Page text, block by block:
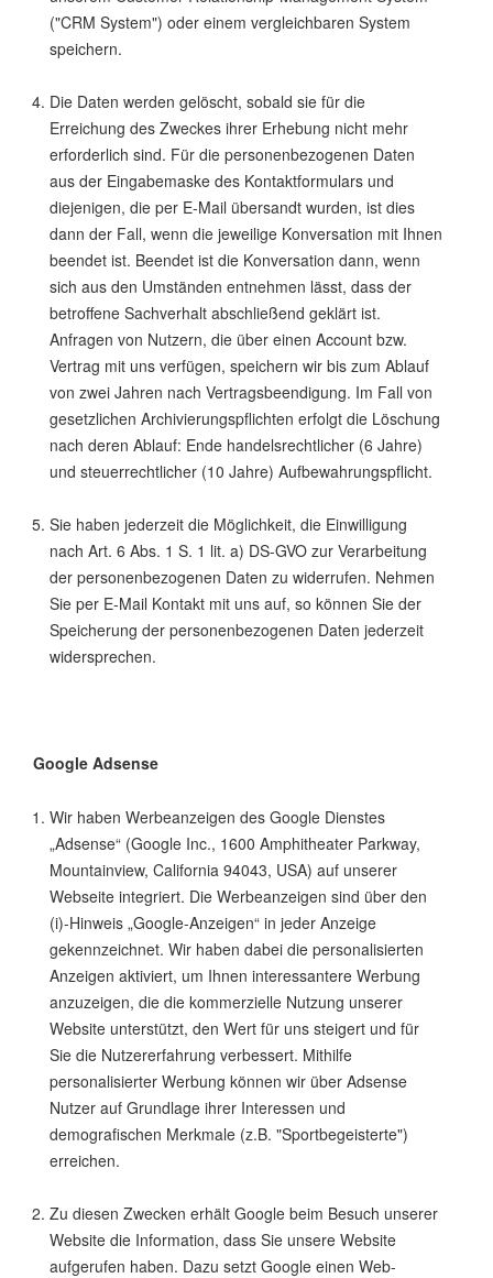
("CRM System") oder einem vergleichbaren System
speichern.
Die Daten werden gelöscht, sobald sie für die
Erreichung des Zweckes ihrer Erhebung nicht mehr
erforderlich sind. Für die personenbezogenen Daten
aus der Eingabemaske des Kontaktformulars und
diejenigen, die per E-Mail übersandt wurden, ist dies
dann der Fall, wenn die jeweilige Konversation mit Ihnen
beendet ist. Beendet ist die Konversation dann, wenn
sich aus den Umständen entnehmen lässt, dass der
betroffene Sachverhalt abschließend geklärt ist.
Anfragen von Nutzern, die über einen Account bzw.
Vertrag mit uns verfügen, speichern wir bis zum Ablauf
von zwei Jahren nach Vertragsbeendigung. Im Fall von
gesetzlichen Archivierungspflichten erfolgt die Löschung
nach deren Ablauf: Ende handelsrechtlicher (6 Jahre)
und steuerrechtlicher (10 Jahre) Aufbewahrungspflicht.
Sie haben jederzeit die Möglichkeit, die Einwilligung
nach Art. 6 Abs. 1 S. 1 lit. a) DS-GVO zur Verarbeitung
der personenbezogenen Daten zu widerrufen. Nehmen
Sie per E-Mail Kontakt mit uns auf, so können Sie der
Speicherung der personenbezogenen Daten jederzeit
widersprechen.
Google Adsense
Wir haben Werbeanzeigen des Google Dienstes
„Adsense“ (Google Inc., 1600 Amphitheater Parkway,
Mountainview, California 94043, USA) auf unserer
Webseite integriert. Die Werbeanzeigen sind über den
(i)-Hinweis „Google-Anzeigen“ in jeder Anzeige
gekennzeichnet. Wir haben dabei die personalisierten
Anzeigen aktiviert, um Ihnen interessantere Werbung
anzuzeigen, die die kommerzielle Nutzung unserer
Website unterstützt, den Wert für uns steigert und für
Sie die Nutzererfahrung verbessert. Mithilfe
personalisierter Werbung können wir über Adsense
Nutzer auf Grundlage ihrer Interessen und
demografischen Merkmale (z.B. "Sportbegeisterte")
erreichen.
Zu diesen Zwecken erhält Google beim Besuch unserer
Website die Information, dass Sie unsere Website
aufgerufen haben. Dazu setzt Google einen Web-